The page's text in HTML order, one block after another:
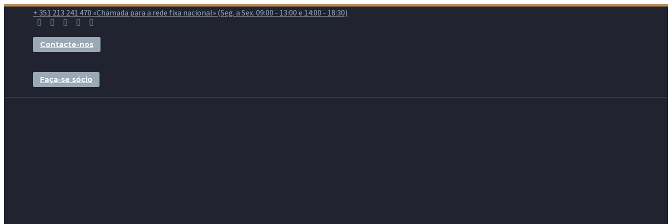
+ 351 213 241 470 «Chamada para a rede fixa nacional» (Seg. a Sex. 09:00 - 13:00 e 14:00 - 18:30)
Contacte-nos
Faça-se sócio